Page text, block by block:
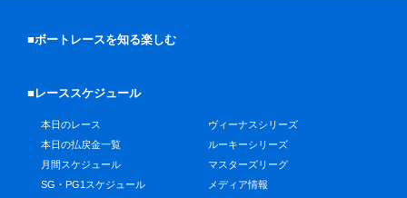
■ボートレースを知る楽しむ
■レーススケジュール
本日のレース
本日の払戻金一覧
月間スケジュール
SG・PG1スケジュール
ヴィーナスシリーズ
ルーキーシリーズ
マスターズリーグ
メディア情報